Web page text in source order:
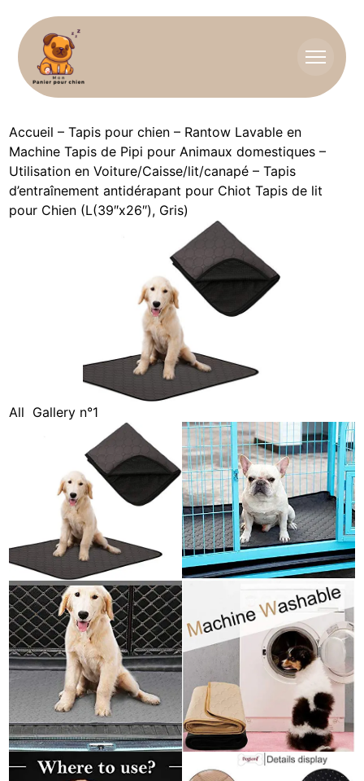
Accueil –Tapis pour chien – Rantow Lavable en
Machine Tapis de Pipi pour Animaux domestiques –
Utilisation en Voiture/Caisse/lit/canapé – Tapis
d’entraînement antidérapant pour Chiot Tapis de lit
pour Chien (L(39″x26″), Gris)
All Gallery n°1